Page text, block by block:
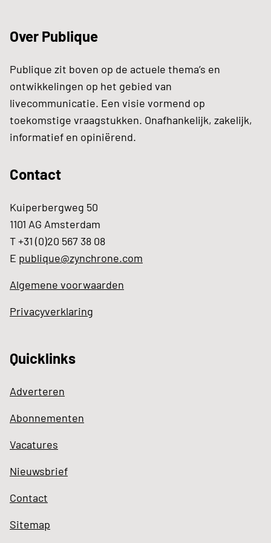
Over Publique
Publique zit boven op de actuele thema’s en
ontwikkelingen op het gebied van
livecommunicatie. Een visie vormend op
toekomstige vraagstukken. Onafhankelijk, zakelijk,
informatief en opiniërend.
Contact
Kuiperbergweg 50
1101 AG Amsterdam
T +31 (0)20 567 38 08
E publique@zynchrone.com
Algemene voorwaarden
Privacyverklaring
Quicklinks
Adverteren
Abonnementen
Vacatures
Nieuwsbrief
Contact
Sitemap